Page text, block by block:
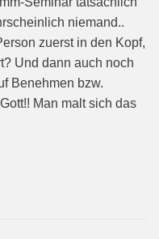
niemand..
zuerst in den Kopf,
Und dann auch noch
Benehmen bzw.
Man malt sich das